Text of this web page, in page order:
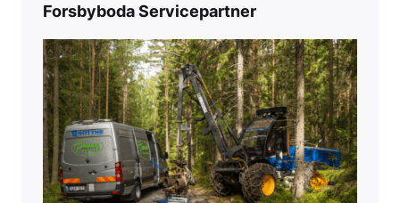
Forsbyboda Servicepartner